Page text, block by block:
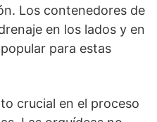
Los contenedores de
en los lados y en
para estas
crucial en el proceso